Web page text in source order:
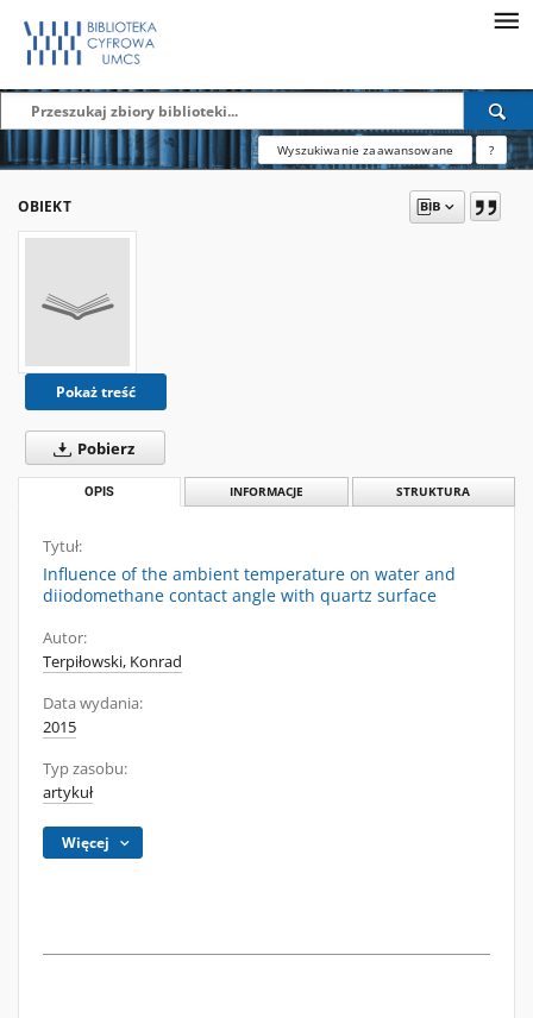
Wyszukiwanie zaawansowane ?
OBIEKT
Pokaż treść
Pobierz
OPIS INFORMACJE STRUKTURA
Tytuł:
Influence of the ambient temperature on water and
diiodomethane contact angle with quartz surface
Autor:
Terpiłowski, Konrad
Data wydania:
2015
Typ zasobu:
artykuł
Więcej